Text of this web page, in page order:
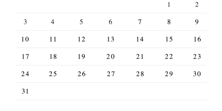
1
2
3
4 5 6 7 8
9
10
11 12 13 14 15
16
17
18 19 20 21 22
23
24
25 26 27 28 29
30
31